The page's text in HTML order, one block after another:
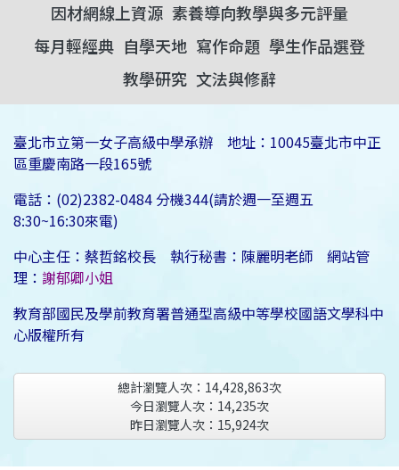
因材網線上資源 素養導向教學與多元評量
每月輕經典 自學天地 寫作命題 學生作品選登
教學研究 文法與修辭
臺北市立第一女子高級中學承辦 地址：10045臺北市中正
區重慶南路一段165號
電話：(02)2382-0484 分機344(請於週一至週五
8:30~16:30來電)
中心主任：蔡哲銘校長 執行秘書：陳麗明老師 網站管
理： 謝郁卿小姐
教育部國民及學前教育署普通型高級中等學校國語文學科中
心版權所有
總計瀏覽人次： 14,428,863次
今日瀏覽人次： 14,235次
昨日瀏覽人次： 15,924次